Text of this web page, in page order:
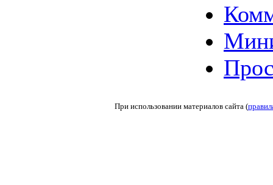
При использовании материалов сайта (